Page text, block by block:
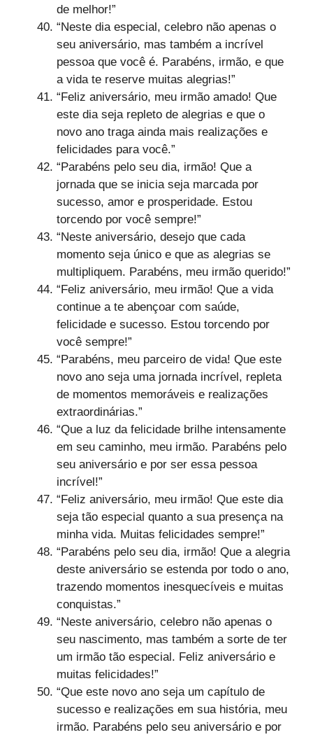
de melhor!”
“Neste dia especial, celebro não apenas o
seu aniversário, mas também a incrível
pessoa que você é. Parabéns, irmão, e que
a vida te reserve muitas alegrias!”
“Feliz aniversário, meu irmão amado! Que
este dia seja repleto de alegrias e que o
novo ano traga ainda mais realizações e
felicidades para você.”
“Parabéns pelo seu dia, irmão! Que a
jornada que se inicia seja marcada por
sucesso, amor e prosperidade. Estou
torcendo por você sempre!”
“Neste aniversário, desejo que cada
momento seja único e que as alegrias se
multipliquem. Parabéns, meu irmão querido!”
“Feliz aniversário, meu irmão! Que a vida
continue a te abençoar com saúde,
felicidade e sucesso. Estou torcendo por
você sempre!”
“Parabéns, meu parceiro de vida! Que este
novo ano seja uma jornada incrível, repleta
de momentos memoráveis e realizações
extraordinárias.”
“Que a luz da felicidade brilhe intensamente
em seu caminho, meu irmão. Parabéns pelo
seu aniversário e por ser essa pessoa
incrível!”
“Feliz aniversário, meu irmão! Que este dia
seja tão especial quanto a sua presença na
minha vida. Muitas felicidades sempre!”
“Parabéns pelo seu dia, irmão! Que a alegria
deste aniversário se estenda por todo o ano,
trazendo momentos inesquecíveis e muitas
conquistas.”
“Neste aniversário, celebro não apenas o
seu nascimento, mas também a sorte de ter
um irmão tão especial. Feliz aniversário e
muitas felicidades!”
“Que este novo ano seja um capítulo de
sucesso e realizações em sua história, meu
irmão. Parabéns pelo seu aniversário e por